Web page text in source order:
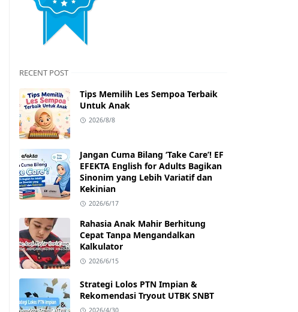
RECENT POST
Tips Memilih Les Sempoa Terbaik
Untuk Anak
2026/8/8
Jangan Cuma Bilang ‘Take Care’! EF
EFEKTA English for Adults Bagikan
Sinonim yang Lebih Variatif dan
Kekinian
2026/6/17
Rahasia Anak Mahir Berhitung
Cepat Tanpa Mengandalkan
Kalkulator
2026/6/15
Strategi Lolos PTN Impian &
Rekomendasi Tryout UTBK SNBT
2026/4/30